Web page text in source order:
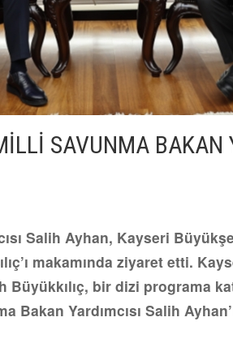
SAVUNMA BAKAN
Salih Ayhan, Kayseri
makamında ziyaret etti.
Büyükkılıç, bir dizi programa
Bakan Yardımcısı Salih